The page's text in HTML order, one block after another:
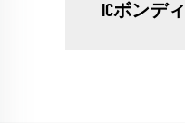
ICボンデ